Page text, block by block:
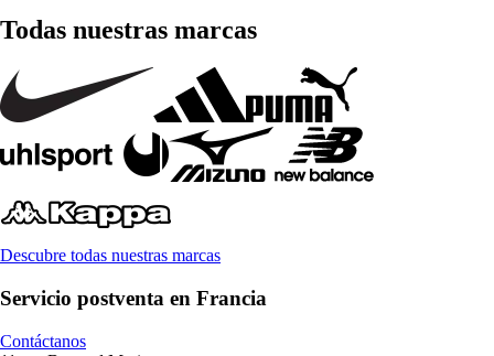
Todas nuestras marcas
Descubre todas nuestras marcas
Servicio postventa en Francia
Contáctanos